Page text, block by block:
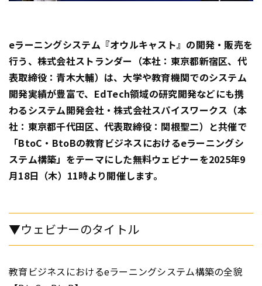
eラーニングシステム『オウルキャスト』の開発・販売を
行う、株式会社ストランダー（本社：東京都新宿区、代
表取締役：青木大輔）は、大学や教育機関でのシステム
開発実績が豊富で、EdTech領域の研究開発などにも携
わるシステム開発会社・株式会社スパイスワークス（本
社：東京都千代田区、代表取締役：関根聖二）と共催で
「BtoC・BtoBの教育ビジネスにおけるeラーニングシ
ステム構築」をテーマにした無料ウェビナーを2025年9
月18日（木）11時より開催します。
▼ウェビナーのタイトル
教育ビジネスにおけるeラーニングシステム構築の全貌